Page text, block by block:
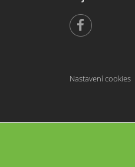
Nastavení cookies